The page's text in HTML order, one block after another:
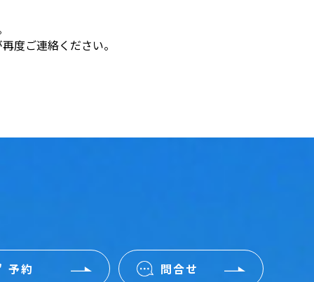
度ご連絡ください。
予約 問合せ